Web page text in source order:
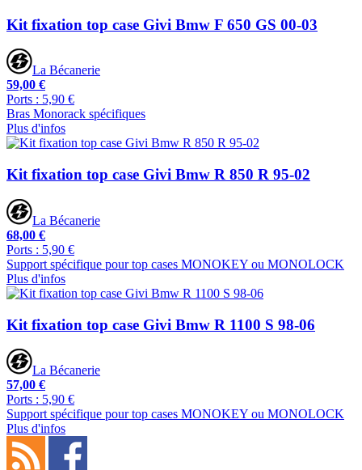
Kit fixation top case Givi Bmw F 650 GS 00-03
La Bécanerie
59,00 €
Ports : 5,90 €
Bras Monorack spécifiques
Plus d'infos
Kit fixation top case Givi Bmw R 850 R 95-02
La Bécanerie
68,00 €
Ports : 5,90 €
Support spécifique pour top cases MONOKEY ou MONOLOCK
Plus d'infos
Kit fixation top case Givi Bmw R 1100 S 98-06
La Bécanerie
57,00 €
Ports : 5,90 €
Support spécifique pour top cases MONOKEY ou MONOLOCK
Plus d'infos